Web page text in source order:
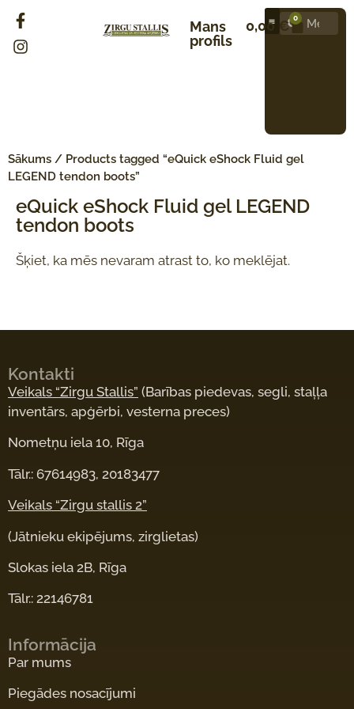
Mans
profils
0,00 € 0
Sākums / Products tagged “eQuick eShock Fluid gel
LEGEND tendon boots”
eQuick eShock Fluid gel LEGEND
tendon boots
Šķiet, ka mēs nevaram atrast to, ko meklējat.
Kontakti
Veikals “Zirgu Stallis” (Barības piedevas, segli, staļļa
inventārs, apģērbi, vesterna preces)
Nometņu iela 10, Rīga
Tālr.: 67614983, 20183477
Veikals “Zirgu stallis 2”
(Jātnieku ekipējums, zirglietas)
Slokas iela 2B, Rīga
Tālr.: 22146781
Informācija
Par mums
Piegādes nosacījumi